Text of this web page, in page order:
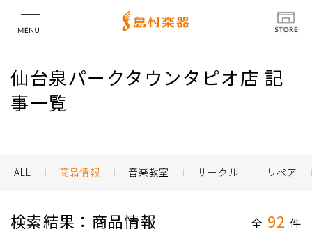
店舗情報
仙台泉パークタウンタピオ店 記
事一覧
ALL 商品情報 音楽教室 サークル リペア
検索結果：商品情報 全 92 件